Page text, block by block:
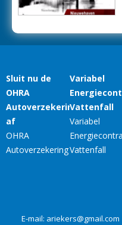
E-mail: ariekers@gmail.com